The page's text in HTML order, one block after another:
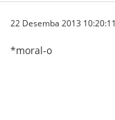
22 Desemba 2013
*moral-o